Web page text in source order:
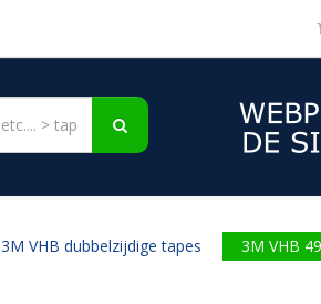
3M VHB dubbelzijdige tapes 3M VHB